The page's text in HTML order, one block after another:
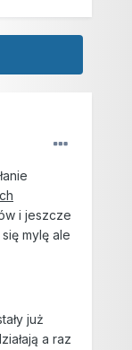
i jeszcze
mylę ale
już
a raz